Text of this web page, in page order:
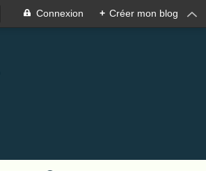
Connexion + Créer mon blog